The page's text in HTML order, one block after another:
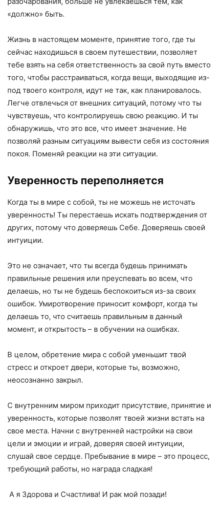
«должно» быть.
Жизнь в настоящем моменте, принятие того, где ты
сейчас находишься в своем путешествии, позволяет
тебе взять на себя ответственность за свой путь вместо
того, чтобы расстраиваться, когда вещи, выходящие из-
под твоего контроля, идут не так, как планировалось.
Легче отвлечься от внешних ситуаций, потому что ты
чувствуешь, что контролируешь свою реакцию. И ты
обнаружишь, что это все, что имеет значение. Не
позволяй разным ситуациям вывести себя из состояния
покоя. Поменяй реакции на эти ситуации.
Уверенность переполняется
Когда ты в мире с собой, ты не можешь не источать
уверенность! Ты перестаешь искать подтверждения от
других, потому что доверяешь Себе. Доверяешь своей
интуиции.
Это не означает, что ты всегда будешь принимать
правильные решения или преуспевать во всем, что
делаешь, но ты не будешь беспокоиться из-за своих
ошибок. Умиротворение приносит комфорт, когда ты
делаешь то, что считаешь правильным в данный
момент, и открытость – в обучении на ошибках.
В целом, обретение мира с собой уменьшит твой
стресс и откроет двери, которые ты, возможно,
неосознанно закрыл.
С внутренним миром приходит присутствие, принятие и
уверенность, которые позволят твоей жизни встать на
свое места. Начни с внутренней настройки на свои
цели и эмоции и играй, доверяя своей интуиции,
слушай свое сердце. Пребывание в мире – это процесс,
требующий работы, но награда сладкая!
А я Здорова и Счастлива! И рак мой позади!